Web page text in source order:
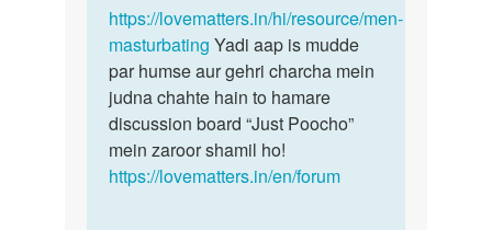
https://lovematters.in/hi/resource/men-
masturbating Yadi aap is mudde
par humse aur gehri charcha mein
judna chahte hain to hamare
discussion board “Just Poocho”
mein zaroor shamil ho!
https://lovematters.in/en/forum